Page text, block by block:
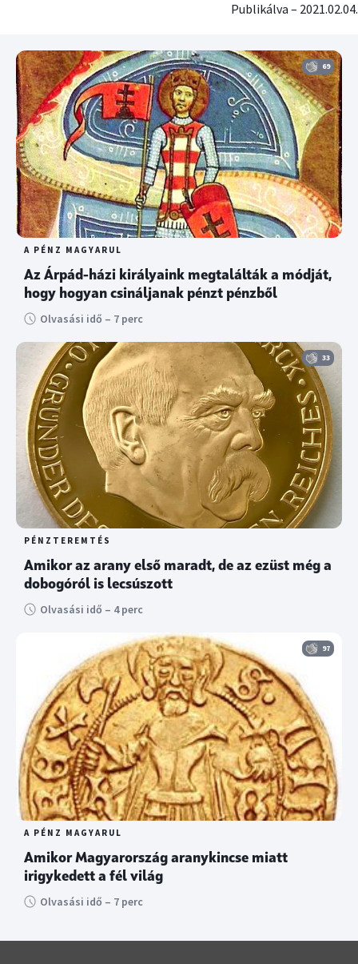
Publikálva – 2021.02.04.
69
A PÉNZ MAGYARUL
Az Árpád-házi királyaink megtalálták a módját,
hogy hogyan csináljanak pénzt pénzből
Olvasási idő – 7 perc
33
PÉNZTEREMTÉS
Amikor az arany első maradt, de az ezüst még a
dobogóról is lecsúszott
Olvasási idő – 4 perc
97
A PÉNZ MAGYARUL
Amikor Magyarország aranykincse miatt
irigykedett a fél világ
Olvasási idő – 7 perc